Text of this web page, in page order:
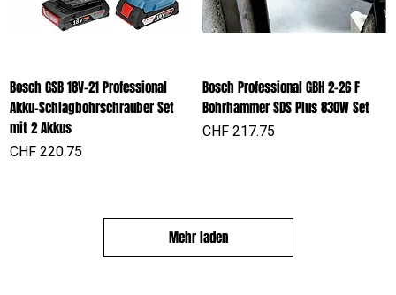
Bosch GSB 18V-21 Professional
Akku-Schlagbohrschrauber Set
mit 2 Akkus
Preis
CHF 220.75
Bosch Professional GBH 2-26 F
Bohrhammer SDS Plus 830W Set
Preis
CHF 217.75
Mehr laden